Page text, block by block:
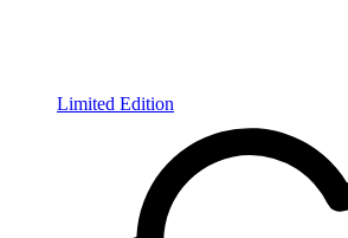
Limited Edition